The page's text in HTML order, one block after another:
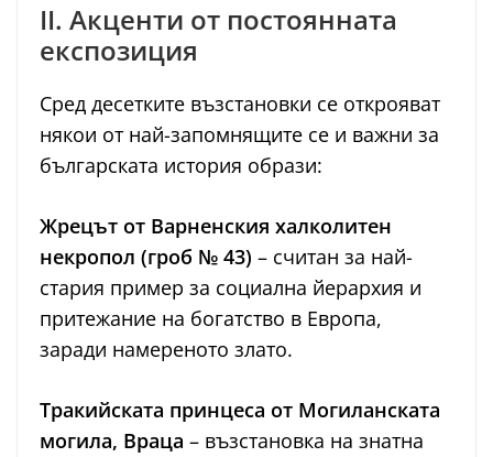
II. Акценти от постоянната
експозиция
Сред десетките възстановки се открояват
някои от най-запомнящите се и важни за
българската история образи:
Жрецът от Варненския халколитен
некропол (гроб № 43) – считан за най-
стария пример за социална йерархия и
притежание на богатство в Европа,
заради намереното злато.
Тракийската принцеса от Могиланската
могила, Враца – възстановка на знатна